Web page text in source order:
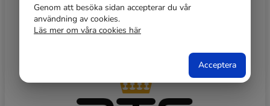
öppna kurser, klicka på den kurs du
vill gå.
Genom att besöka sidan accepterar du vår
användning av cookies.
Läs mer om våra cookies här
Acceptera